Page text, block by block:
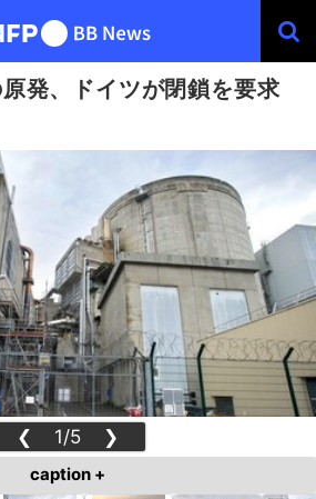
発、ドイツが閉鎖を要求
❮ 1/5 ❯
caption +